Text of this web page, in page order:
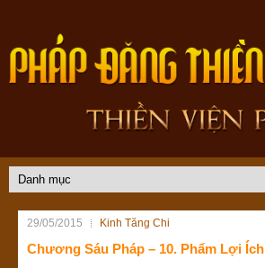
29/05/2015 Kinh Tăng Chi
Chương Sáu Pháp – 10. Phẩm Lợi Ích